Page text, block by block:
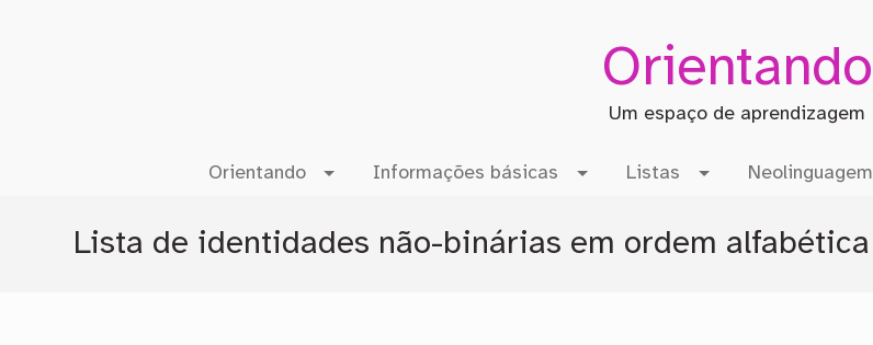
Orientando
Um espaço de aprendizagem
Orientando Informações básicas Listas Neolinguagem
Lista de identidades não-binárias em ordem alfabética